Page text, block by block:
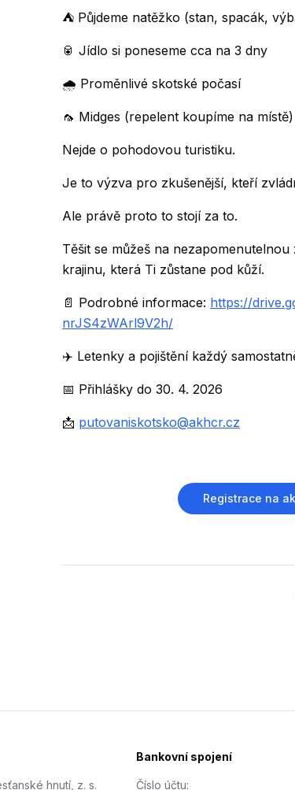
⛺ Půjdeme natěžko (stan, spacák,
🥫 Jídlo si poneseme cca na 3 dny
🌧️ Proměnlivé skotské počasí
🦟 Midges (repelent koupíme na místě)
Nejde o pohodovou turistiku.
Je to výzva pro zkušenější, kteří
Ale právě proto to stojí za to.
Těšit se můžeš na
krajinu, která Ti zůstane pod kůží.
📄 Podrobné informace: https://
nrJS4zWArl9V2h/
✈️ Letenky a pojištění každý
📅 Přihlášky do 30. 4. 2026
📩 putovaniskotsko@akhcr.cz
Registrace na
hnutí, z. s.
Bankovní spojení
Číslo účtu: